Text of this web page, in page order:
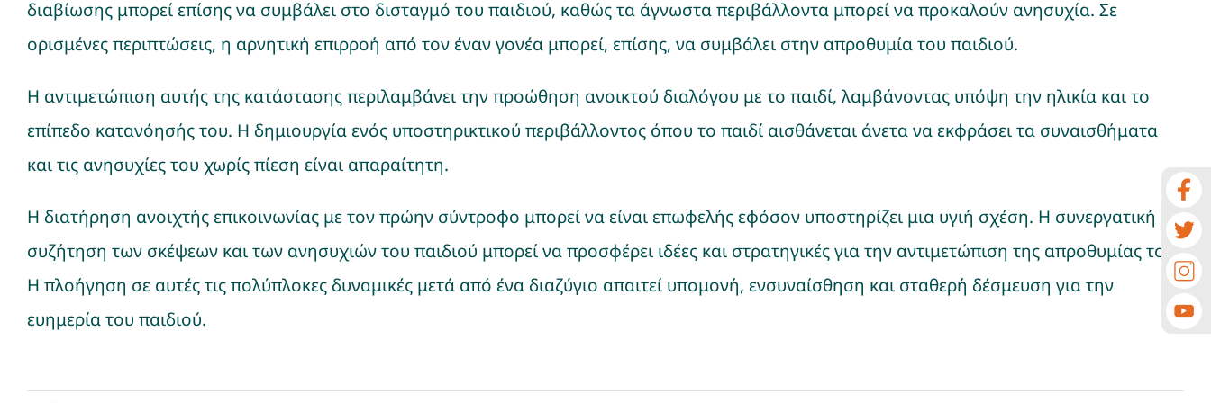
διαβίωσης μπορεί επίσης να συμβάλει στο δισταγμό του παιδιού, καθώς τα άγνωστα περιβάλλοντα μπορεί να προκαλούν ανησυχία. Σε
ορισμένες περιπτώσεις, η αρνητική επιρροή από τον έναν γονέα μπορεί, επίσης, να συμβάλει στην απροθυμία του παιδιού.
Η αντιμετώπιση αυτής της κατάστασης περιλαμβάνει την προώθηση ανοικτού διαλόγου με το παιδί, λαμβάνοντας υπόψη την ηλικία και το
επίπεδο κατανόησής του. Η δημιουργία ενός υποστηρικτικού περιβάλλοντος όπου το παιδί αισθάνεται άνετα να εκφράσει τα συναισθήματα
και τις ανησυχίες του χωρίς πίεση είναι απαραίτητη.
Η διατήρηση ανοιχτής επικοινωνίας με τον πρώην σύντροφο μπορεί να είναι επωφελής εφόσον υποστηρίζει μια υγιή σχέση. Η συνεργατική
συζήτηση των σκέψεων και των ανησυχιών του παιδιού μπορεί να προσφέρει ιδέες και στρατηγικές για την αντιμετώπιση της απροθυμίας του.
Η πλοήγηση σε αυτές τις πολύπλοκες δυναμικές μετά από ένα διαζύγιο απαιτεί υπομονή, ενσυναίσθηση και σταθερή δέσμευση για την
ευημερία του παιδιού.